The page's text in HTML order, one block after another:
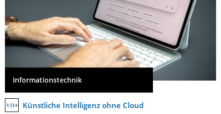
Informationstechnik
Künstliche Intelligenz ohne Cloud